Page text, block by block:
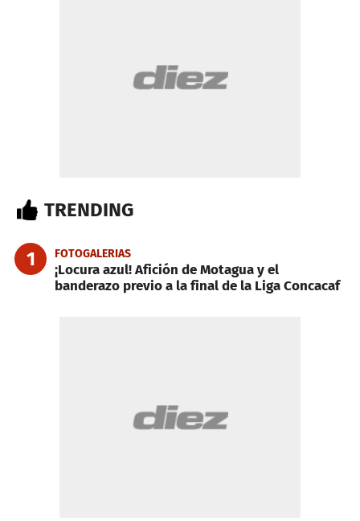
TRENDING
1 FOTOGALERIAS
¡Locura azul! Afición de Motagua y el
banderazo previo a la final de la Liga Concacaf